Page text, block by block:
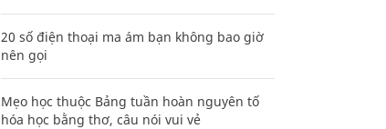
20 số điện thoại ma ám bạn không bao giờ
nên gọi
Mẹo học thuộc Bảng tuần hoàn nguyên tố
hóa học bằng thơ, câu nói vui vẻ